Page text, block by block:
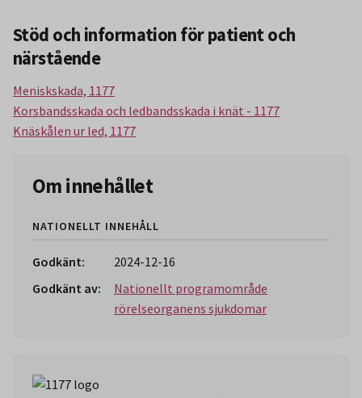
Stöd och information för patient och
närstående
Meniskskada, 1177
Korsbandsskada och ledbandsskada i knät - 1177
Knäskålen ur led, 1177
Om innehållet
NATIONELLT INNEHÅLL
Godkänt:
2024-12-16
Godkänt av:
Nationellt programområde
rörelseorganens sjukdomar